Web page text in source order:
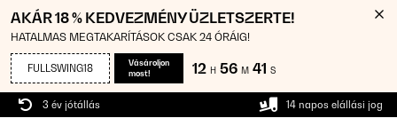
AKÁR 18 % KEDVEZMÉNY ÜZLETSZERTE!
HATALMAS MEGTAKARÍTÁSOK CSAK 24 ÓRÁIG!
FULLSWING18
Vásároljon
most!
12 H 56 M 41 S
3 év jótállás 14 napos elállási jog